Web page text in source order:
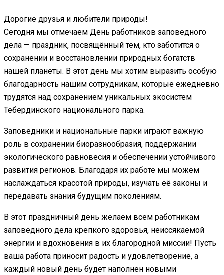
Дорогие друзья и любители природы!
Сегодня мы отмечаем День работников заповедного
дела — праздник, посвящённый тем, кто заботится о
сохранении и восстановлении природных богатств
нашей планеты. В этот день мы хотим выразить особую
благодарность нашим сотрудникам, которые ежедневно
трудятся над сохранением уникальных экосистем
Тебердинского национального парка.
Заповедники и национальные парки играют важную
роль в сохранении биоразнообразия, поддержании
экологического равновесия и обеспечении устойчивого
развития регионов. Благодаря их работе мы можем
наслаждаться красотой природы, изучать её законы и
передавать знания будущим поколениям.
В этот праздничный день желаем всем работникам
заповедного дела крепкого здоровья, неиссякаемой
энергии и вдохновения в их благородной миссии! Пусть
ваша работа приносит радость и удовлетворение, а
каждый новый день будет наполнен новыми